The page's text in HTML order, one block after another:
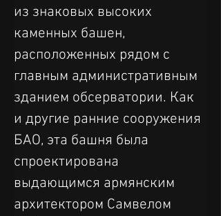
из знаковых высоких
каменных башен,
расположенных рядом с
главным административным
зданием обсерватории. Как
и другие ранние сооружения
БАО, эта башня была
спроектирована
выдающимся армянским
архитектором Самвелом